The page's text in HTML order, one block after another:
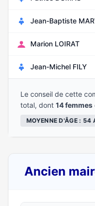
Jean-Baptiste
Marion LOIRAT
Jean-Michel FILY
Le conseil de cette
total, dont 14 femmes
MOYENNE D'ÂGE : 54
Ancien